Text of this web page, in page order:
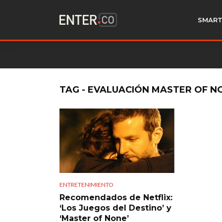
TAG - EVALUACIÓN MASTER OF
ENTRETENIMIENTO
Recomendados de Netflix:
‘Los Juegos del Destino’ y
‘Master of None’